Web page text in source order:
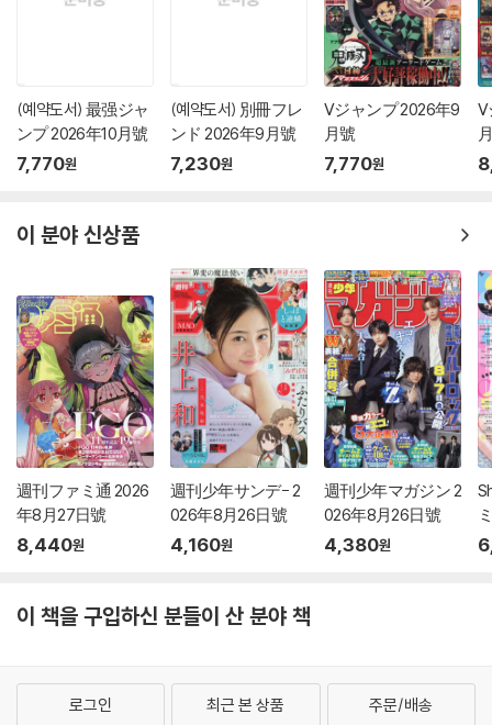
(예약도서) 最强ジャ
ンプ 2026年10月號
7,770원
(예약도서) 別冊フレ
ンド 2026年9月號
7,230원
Vジャンプ 2026年9
月號
7,770원
V
이 분야 신상품
週刊ファミ通 2026
年8月27日號
8,440원
週刊少年サンデ- 2
026年8月26日號
4,160원
週刊少年マガジン 2
026年8月26日號
4,380원
이 책을 구입하신 분들이 산 분야 책
로그인 최근 본 상품 주문/배송